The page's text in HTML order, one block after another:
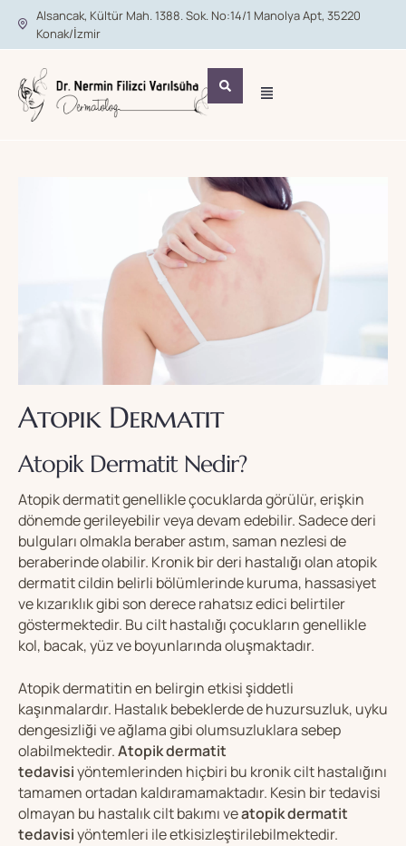
Alsancak, Kültür Mah. 1388. Sok. No:14/1 Manolya Apt, 35220
Konak/İzmir
Atopik Dermatit
Atopik Dermatit Nedir?
Atopik dermatit genellikle çocuklarda görülür, erişkin
dönemde gerileyebilir veya devam edebilir. Sadece deri
bulguları olmakla beraber astım, saman nezlesi de
beraberinde olabilir. Kronik bir deri hastalığı olan atopik
dermatit cildin belirli bölümlerinde kuruma, hassasiyet
ve kızarıklık gibi son derece rahatsız edici belirtiler
göstermektedir. Bu cilt hastalığı çocukların genellikle
kol, bacak, yüz ve boyunlarında oluşmaktadır.
Atopik dermatitin en belirgin etkisi şiddetli
kaşınmalardır. Hastalık bebeklerde de huzursuzluk, uyku
dengesizliği ve ağlama gibi olumsuzluklara sebep
olabilmektedir.Atopik dermatit
tedavisiyöntemlerinden hiçbiri bu kronik cilt hastalığını
tamamen ortadan kaldıramamaktadır. Kesin bir tedavisi
olmayan bu hastalık cilt bakımı veatopik dermatit
tedavisiyöntemleri ile etkisizleştirilebilmektedir.